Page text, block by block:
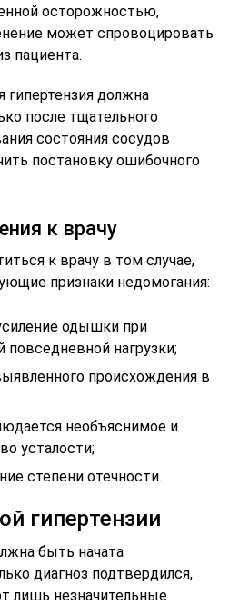
осторожностью,
может спровоцировать
пациента.
гипертензия должна
после тщательного
состояния сосудов
постановку ошибочного
к врачу
к врачу в том случае,
признаки недомогания:
одышки при
нагрузки;
происхождения в
необъяснимое и
усталости;
степени отечности.
гипертензии
быть начата
диагноз подтвердился,
лишь незначительные